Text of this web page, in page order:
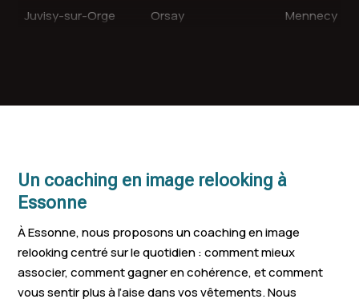
Juvisy-sur-Orge Orsay
Mennecy
Crosne
Breuillet
Montlhéry Marcoussis
La Ville-du-Bois
Boussy-Saint-
Antoine
Paray-
Un coaching en image relooking à
Essonne
À Essonne, nous proposons un coaching en image
relooking centré sur le quotidien : comment mieux
associer, comment gagner en cohérence, et comment
vous sentir plus à l’aise dans vos vêtements. Nous